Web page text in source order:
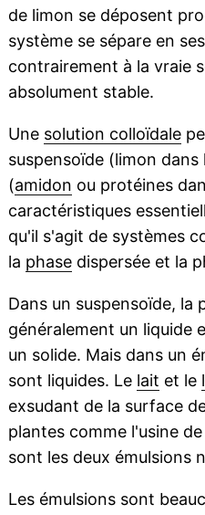
de limon se déposent
système se sépare en
contrairement à la vraie
absolument stable.
Une solution colloïdale
suspensoïde (limon
(amidon ou protéines
caractéristiques
qu'il s'agit de systèmes
la phasedispersée et la
Dans un suspensoïde, la
généralement un liquide
un solide. Mais dans un
sont liquides. Le lait et le
exsudant de la surface
plantes comme l'usine de
sont les deux émulsions
Les émulsions sont